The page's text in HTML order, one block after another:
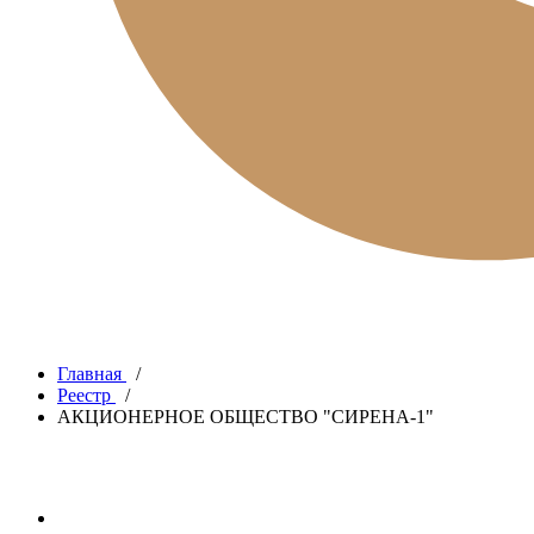
Главная
/
Реестр
/
АКЦИОНЕРНОЕ ОБЩЕСТВО "СИРЕНА-1"